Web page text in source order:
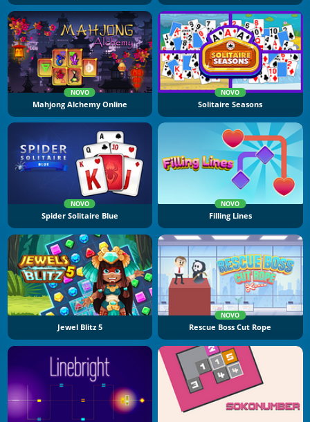
NOVO
Mahjong Alchemy Online
NOVO
Solitaire Seasons
NOVO
Spider Solitaire Blue
NOVO
Filling Lines
Jewel Blitz 5
NOVO
Rescue Boss Cut Rope